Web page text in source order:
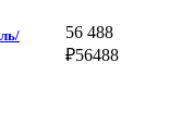
56 488
₽56488